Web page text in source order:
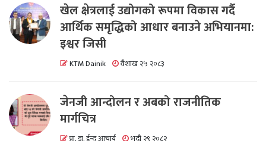
खेल क्षेत्रलाई उद्योगको रूपमा विकास गर्दै
आर्थिक समृद्धिको आधार बनाउने अभियानमा:
इश्वर जिसी
KTM Dainik वैशाख २५ २०८३
जेनजी आन्दोलन र अबको राजनीतिक
मार्गचित्र